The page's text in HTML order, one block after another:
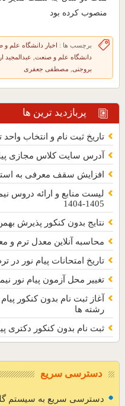
منصوب کرده بود
برچسب ها : اخبار دانشگاه علم
دانشگاه علم و صنعت, عبدالمجید
بروجنی, مصطفی جعفری
پربازدید ترین ها
تاریخ ثبت نام و انتخاب واحد ترم تابستان
آدرس سایت کلاس مجازی
افزایش سقف معرفی به
لیست منابع و ارائه دروس
1405-1404
نتایج بدون کنکور پذیرش بهمن 1404 اعلام
محاسبه آنلاین معدل ترم و
تاریخ امتحانات پیام نور در ترم
تغییر محل آزمون پیام نور نیمسال
رشته ها
ثبت نام بدون کنکور دکتری پیام نور 1403
دسترسی سریع
دسترسی سریع به سیستم